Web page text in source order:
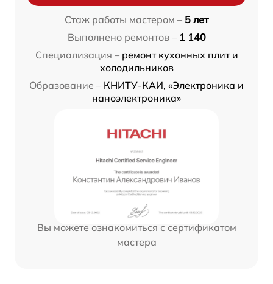
Стаж работы мастером – 5 лет
Выполнено ремонтов – 1 140
Специализация – ремонт кухонных плит и
холодильников
Образование – КНИТУ-КАИ, «Электроника и
наноэлектроника»
Вы можете ознакомиться с сертификатом
мастера